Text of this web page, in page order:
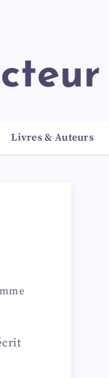
Livres & Auteurs